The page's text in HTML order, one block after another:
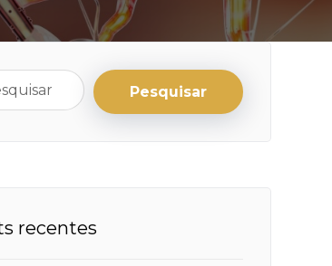
recentes